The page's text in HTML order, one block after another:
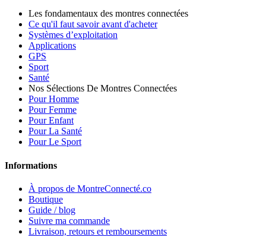
Les fondamentaux des montres connectées
Ce qu'il faut savoir avant d'acheter
Systèmes d’exploitation
Applications
GPS
Sport
Santé
Nos Sélections De Montres Connectées
Pour Homme
Pour Femme
Pour Enfant
Pour La Santé
Pour Le Sport
Informations
À propos de MontreConnecté.co
Boutique
Guide / blog
Suivre ma commande
Livraison, retours et remboursements